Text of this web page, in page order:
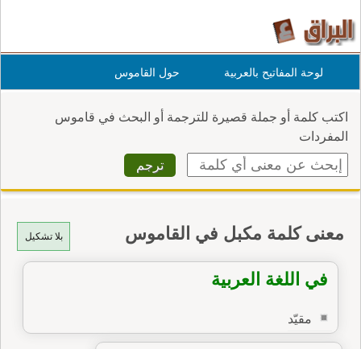
لوحة المفاتيح بالعربية حول القاموس
اكتب كلمة أو جملة قصيرة للترجمة أو البحث في قاموس
المفردات
بلا تشكيل معنى كلمة مكبل في القاموس
في اللغة العربية
مقيّد